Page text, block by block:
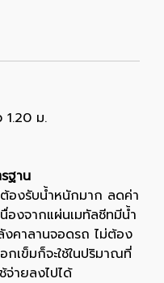
1.20 ม.
ฐาน
องรับน้ำหนักมาก ลดค่า
องจากแผ่นเมทัลชีทมีน้ำ
งคาลานจอดรถ ไม่ต้อง
กเข็มก็จะใช้ในปริมาณที่
จ่ายลงไปได้